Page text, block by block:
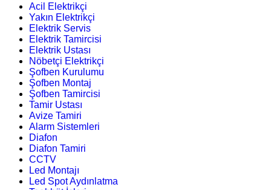
Acil Elektrikçi
Yakın Elektrikçi
Elektrik Servis
Elektrik Tamircisi
Elektrik Ustası
Nöbetçi Elektrikçi
Şofben Kurulumu
Şofben Montaj
Şofben Tamircisi
Tamir Ustası
Avize Tamiri
Alarm Sistemleri
Diafon
Diafon Tamiri
CCTV
Led Montajı
Led Spot Aydınlatma